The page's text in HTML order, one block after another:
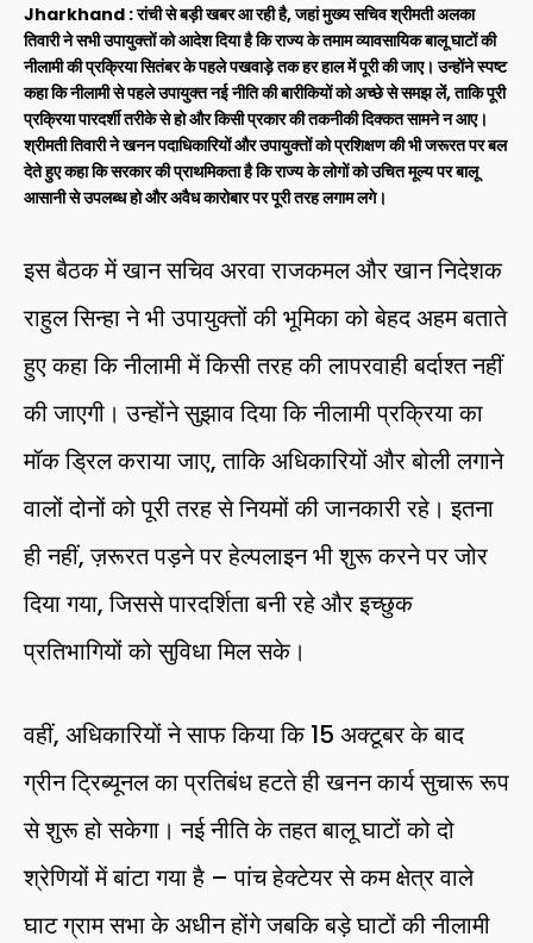
Jharkhand : रांची से बड़ी खबर आ रही है, जहां मुख्य सचिव श्रीमती अलका
तिवारी ने सभी उपायुक्तों को आदेश दिया है कि राज्य के तमाम व्यावसायिक बालू घाटों की
नीलामी की प्रक्रिया सितंबर के पहले पखवाड़े तक हर हाल में पूरी की जाए। उन्होंने स्पष्ट
कहा कि नीलामी से पहले उपायुक्त नई नीति की बारीकियों को अच्छे से समझ लें, ताकि पूरी
प्रक्रिया पारदर्शी तरीके से हो और किसी प्रकार की तकनीकी दिक्कत सामने न आए।
श्रीमती तिवारी ने खनन पदाधिकारियों और उपायुक्तों को प्रशिक्षण की भी जरूरत पर बल
देते हुए कहा कि सरकार की प्राथमिकता है कि राज्य के लोगों को उचित मूल्य पर बालू
आसानी से उपलब्ध हो और अवैध कारोबार पर पूरी तरह लगाम लगे।
इस बैठक में खान सचिव अरवा राजकमल और खान निदेशक
राहुल सिन्हा ने भी उपायुक्तों की भूमिका को बेहद अहम बताते
हुए कहा कि नीलामी में किसी तरह की लापरवाही बर्दाश्त नहीं
की जाएगी। उन्होंने सुझाव दिया कि नीलामी प्रक्रिया का
मॉक ड्रिल कराया जाए, ताकि अधिकारियों और बोली लगाने
वालों दोनों को पूरी तरह से नियमों की जानकारी रहे। इतना
ही नहीं, ज़रूरत पड़ने पर हेल्पलाइन भी शुरू करने पर जोर
दिया गया, जिससे पारदर्शिता बनी रहे और इच्छुक
प्रतिभागियों को सुविधा मिल सके।
वहीं, अधिकारियों ने साफ किया कि 15 अक्टूबर के बाद
ग्रीन ट्रिब्यूनल का प्रतिबंध हटते ही खनन कार्य सुचारू रूप
से शुरू हो सकेगा। नई नीति के तहत बालू घाटों को दो
श्रेणियों में बांटा गया है – पांच हेक्टेयर से कम क्षेत्र वाले
घाट ग्राम सभा के अधीन होंगे जबकि बड़े घाटों की नीलामी